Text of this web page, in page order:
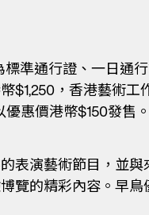
準通行證、一日通
$1,250，香港藝術
惠價港幣$150發售。
表演藝術節目，並
覽的精彩內容。早